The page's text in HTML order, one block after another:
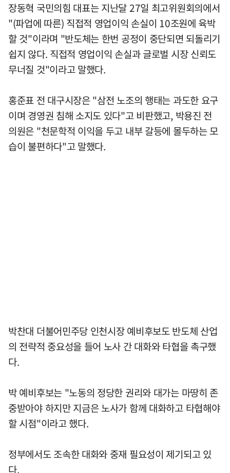
장동혁 국민의힘 대표는 지난달 27일 최고위원회의에서
"(파업에 따른) 직접적 영업이익 손실이 10조원에 육박
할 것"이라며 "반도체는 한번 공정이 중단되면 되돌리기
쉽지 않다. 직접적 영업이익 손실과 글로벌 시장 신뢰도
무너질 것"이라고 말했다.
홍준표 전 대구시장은 "삼전 노조의 행태는 과도한 요구
이며 경영권 침해 소지도 있다"고 비판했고, 박용진 전
의원은 "천문학적 이익을 두고 내부 갈등에 몰두하는 모
습이 불편하다"고 말했다.
박찬대 더불어민주당 인천시장 예비후보도 반도체 산업
의 전략적 중요성을 들어 노사 간 대화와 타협을 촉구했
다.
박 예비후보는 "노동의 정당한 권리와 대가는 마땅히 존
중받아야 하지만 지금은 노사가 함께 대화하고 타협해야
할 시점"이라고 했다.
정부에서도 조속한 대화와 중재 필요성이 제기되고 있
다.